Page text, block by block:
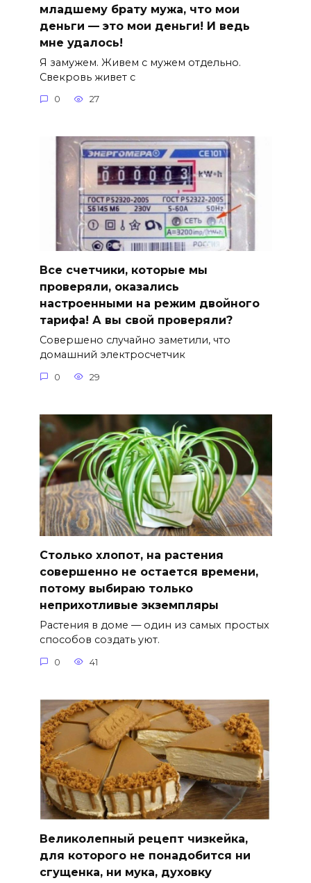
младшему брату мужа, что мои
деньги — это мои деньги! И ведь
мне удалось!
Я замужем. Живем с мужем отдельно.
Свекровь живет с
0 27
Все счетчики, которые мы
проверяли, оказались
настроенными на режим двойного
тарифа! А вы свой проверяли?
Совершено случайно заметили, что
домашний электросчетчик
0 29
Столько хлопот, на растения
совершенно не остается времени,
потому выбираю только
неприхотливые экземпляры
Растения в доме — один из самых простых
способов создать уют.
0 41
Великолепный рецепт чизкейка,
для которого не понадобится ни
сгущенка, ни мука, духовку